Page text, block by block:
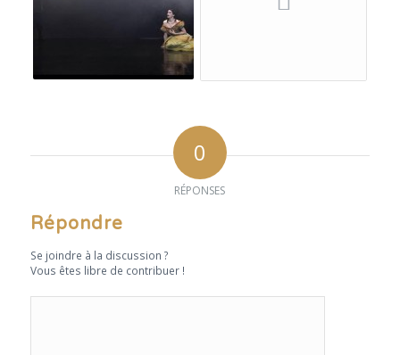
0
RÉPONSES
Répondre
Se joindre à la discussion ?
Vous êtes libre de contribuer !